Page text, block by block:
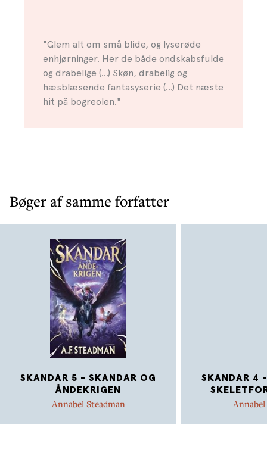
"Glem alt om små blide, og lyserøde
enhjørninger. Her de både ondskabsfulde
og drabelige (...) Skøn, drabelig og
hæsblæsende fantasyserie (...) Det næste
hit på bogreolen."
Bøger af samme forfatter
SKANDAR 5 - SKANDAR OG
ÅNDEKRIGEN
Annabel Steadman
SKANDAR 4
Annabel